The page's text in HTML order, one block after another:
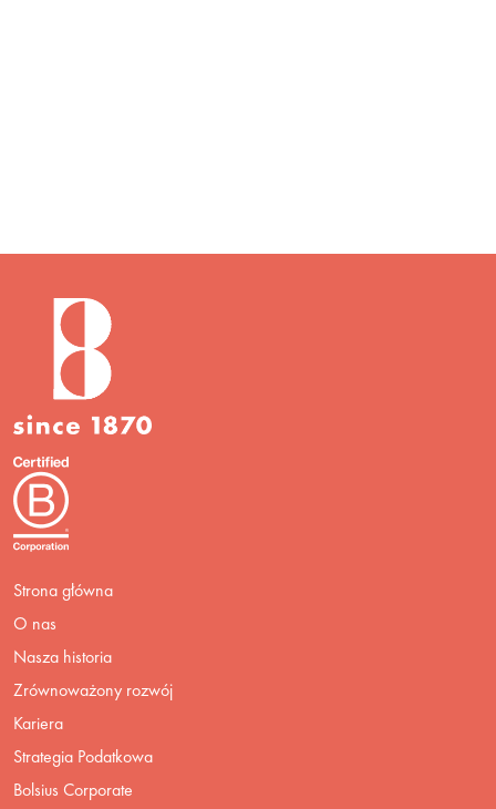
Strona główna
O nas
Nasza historia
Zrównoważony rozwój
Kariera
Strategia Podatkowa
Bolsius Corporate